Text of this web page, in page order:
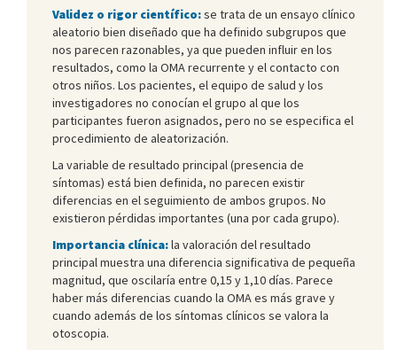
Validez o rigor científico:se trata de un ensayo clínico
aleatorio bien diseñado que ha definido subgrupos que
nos parecen razonables, ya que pueden influir en los
resultados, como la OMA recurrente y el contacto con
otros niños. Los pacientes, el equipo de salud y los
investigadores no conocían el grupo al que los
participantes fueron asignados, pero no se especifica el
procedimiento de aleatorización.
La variable de resultado principal (presencia de
síntomas) está bien definida, no parecen existir
diferencias en el seguimiento de ambos grupos. No
existieron pérdidas importantes (una por cada grupo).
Importancia clínica:la valoración del resultado
principal muestra una diferencia significativa de pequeña
magnitud, que oscilaría entre 0,15 y 1,10 días. Parece
haber más diferencias cuando la OMA es más grave y
cuando además de los síntomas clínicos se valora la
otoscopia.